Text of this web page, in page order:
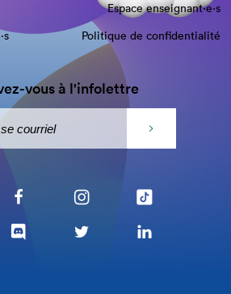
Espace enseignant·e⋅s
Politique de confidentialité
vous à l'infolettre